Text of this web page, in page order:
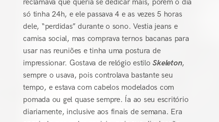
reclamava que queria se dedicar mais, porém o dia
só tinha 24h, e ele passava 4 e as vezes 5 horas
dele, “perdidas” durante o sono. Vestia jeans e
camisa social, mas comprava ternos bacanas para
usar nas reuniões e tinha uma postura de
impressionar. Gostava de relógio estiloSkeleton,
sempre o usava, pois controlava bastante seu
tempo, e estava com cabelos modelados com
pomada ou gel quase sempre. Ía ao seu escritório
diariamente, inclusive aos finais de semana. Era